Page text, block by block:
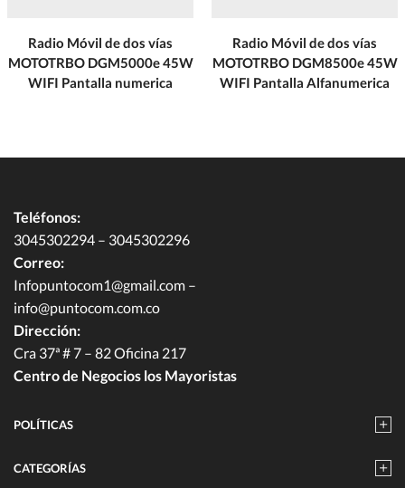
– Protección con password(escritura y lectura)
– LED para alerta de llamada selectivo
– Bloqueo de teclado
Radio Móvil de dos vías
MOTOTRBO DGM5000e 45W
WIFI Pantalla numerica
Radio Móvil de dos vías
MOTOTRBO DGM8500e 45W
WIFI Pantalla Alfanumerica
Teléfonos:
3045302294 – 3045302296
Correo:
Infopuntocom1@gmail.com –
info@puntocom.com.co
Dirección:
Cra 37ª # 7 – 82 Oficina 217
Centro de Negocios los Mayoristas
POLÍTICAS
CATEGORÍAS